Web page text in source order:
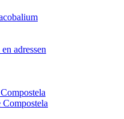
adressen
Compostela